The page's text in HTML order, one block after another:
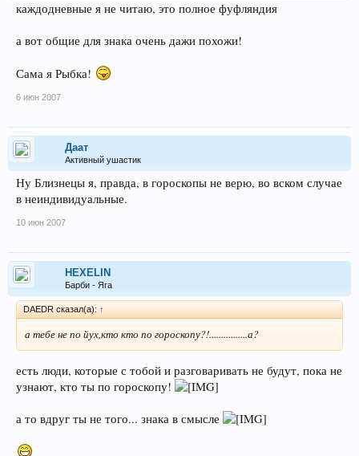
каждодневные я не читаю, это полное фуфляндия
а вот общие для знака очень дажи похожи!
Сама я Рыбка!
6 июн 2007
Даат
Активный ушастик
Ну Близнецы я, правда, в гороскопы не верю, во вском случае
в неиндивидуальные.
10 июн 2007
HEXELIN
Барби - Яга
DAEDR сказал(а): ↑
а тебе не по йух,кто кто по гороскопу?!................а?
есть люди, которые с тобой и разговаривать не будут, пока не
узнают, кто ты по гороскопу!
а то вдруг ты не того... знака в смысле